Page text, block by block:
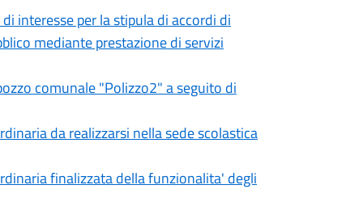
interesse per la stipula di accordi di
mediante prestazione di servizi
comunale "Polizzo2" a seguito di
da realizzarsi nella sede scolastica
finalizzata della funzionalita' degli